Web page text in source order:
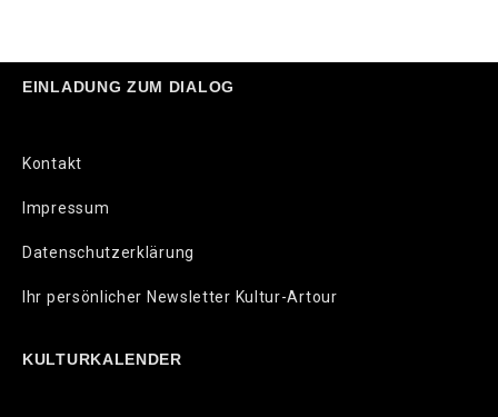
EINLADUNG ZUM DIALOG
Kontakt
Impressum
Datenschutzerklärung
Ihr persönlicher Newsletter Kultur-Artour
KULTURKALENDER